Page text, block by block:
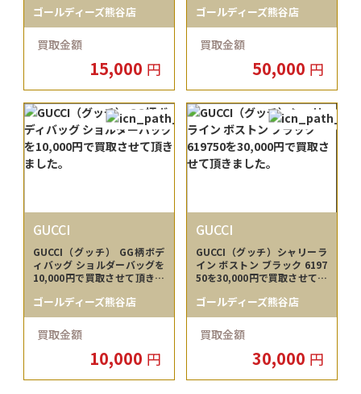
ゴールディーズ熊谷店
買取金額
15,000 円
ゴールディーズ熊谷店
買取金額
50,000 円
GUCCI
GUCCI（グッチ） GG柄ボデ
ィバッグ ショルダーバッグを
10,000円で買取させて頂きま
ゴールディーズ熊谷店
買取金額
10,000 円
GUCCI
GUCCI（グッチ）シャリーラ
イン ボストン ブラック 6197
50を30,000円で買取させて頂
ゴールディーズ熊谷店
買取金額
30,000 円